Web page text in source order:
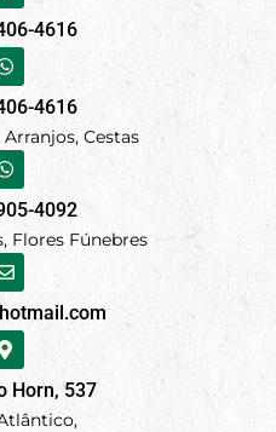
4616
4616
Cestas
4092
Flores Fúnebres
Horn, 537